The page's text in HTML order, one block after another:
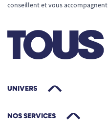
conseillent et vous accompagnent
UNIVERS
NOS SERVICES